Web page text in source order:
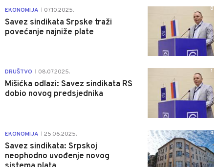
EKONOMIJA 07.10.2025.
Savez sindikata Srpske traži
povećanje najniže plate
0
DRUŠTVO 08.07.2025.
Mišićka odlazi: Savez sindikata RS
dobio novog predsjednika
1
EKONOMIJA 25.06.2025.
Savez sindikata: Srpskoj
neophodno uvođenje novog
0